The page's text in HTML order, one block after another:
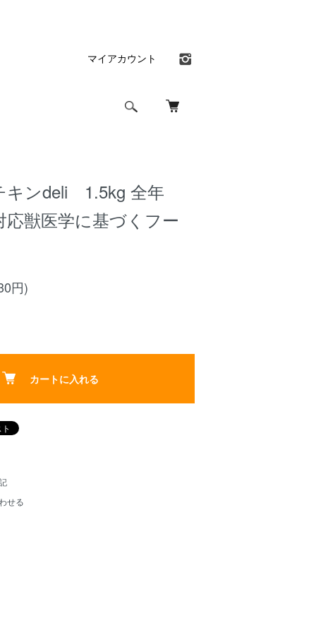
マイアカウント
キンdeli 1.5kg 全年
応獣医学に基づくフー
円)
カートに入れる
せる